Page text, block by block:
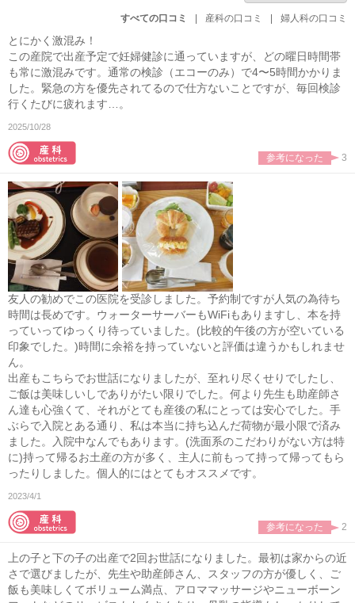
すべての口コミ | 産科の口コミ | 婦人科の口コミ
とにかく激混み！
この産院で出産予定で妊婦健診に通っていますが、どの曜日時間帯
も常に激混みです。通常の検診（エコーのみ）で4〜5時間かかりま
した。緊急の方を優先されてるので仕方ないことですが、毎回検診
行くたびに疲れます…。
2025/10/28
参考になった 3
友人の勧めでこの医院を受診しました。予約制ですが人気の為待ち
時間は長めです。ウォーターサーバーもWiFiもありますし、本を持
っていってゆっくり待っていました。(比較的午後の方が空いている
印象でした。)時間に余裕を持っていないと評価は違うかもしれませ
ん。
出産もこちらでお世話になりましたが、至れり尽くせりでしたし、
ご飯は美味しいしでありがたい限りでした。何より先生も助産師さ
ん達も心強くて、それがとても産後の私にとっては安心でした。手
ぶらで入院とある通り、私は本当に持ち込んだ荷物が最小限で済み
ました。入院中なんでもあります。(洗面系のこだわりがない方は特
に)持って帰るお土産の方が多く、主人に前もって持って帰ってもら
ったりしました。個人的にはとてもオススメです。
2023/4/1
参考になった 2
上の子と下の子の出産で2回お世話になりました。最初は家からの近
さで選びましたが、先生や助産師さん、スタッフの方が優しく、ご
飯も美味しくてボリューム満点、アロママッサージやニューボーン